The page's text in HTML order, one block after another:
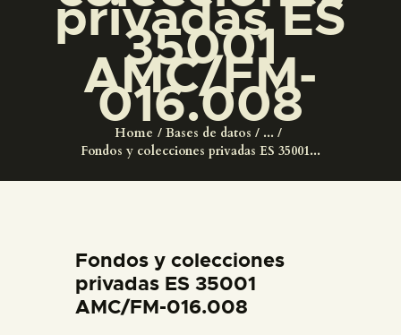
privadas ES
35001
AMC/FM-
016.008
Home Bases de datos
...
Fondos y colecciones privadas ES 35001...
ACTIVIDADES
█
EL MUSEO
ESPAÑOL
Fondos y colecciones
privadas ES 35001
AMC/FM-016.008